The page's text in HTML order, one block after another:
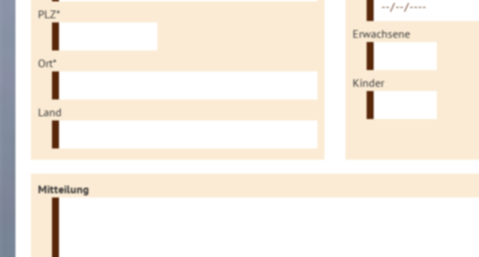
PLZ*
Ort*
Land
Erwachsene
Kinder
Mitteilung